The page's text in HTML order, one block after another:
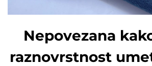
Nepovezana
raznovrstnost